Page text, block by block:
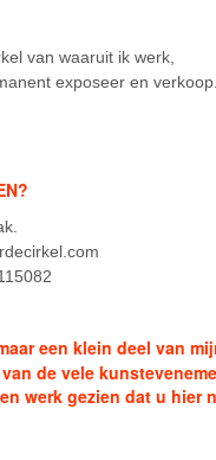
van waaruit ik werk,
exposeer en verkoop.
een klein deel van
de vele
werk gezien dat u